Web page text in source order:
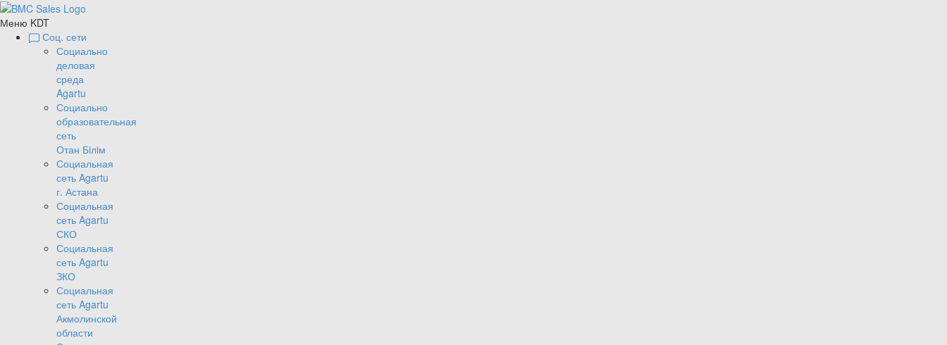
Меню KDT
Соц. сети
Социально
деловая
среда
Agartu
Социально
образовательная
сеть
Отан Бiлiм
Социальная
сеть Agartu
г. Астана
Социальная
сеть Agartu
СКО
Социальная
сеть Agartu
ЗКО
Социальная
сеть Agartu
Акмолинской
области